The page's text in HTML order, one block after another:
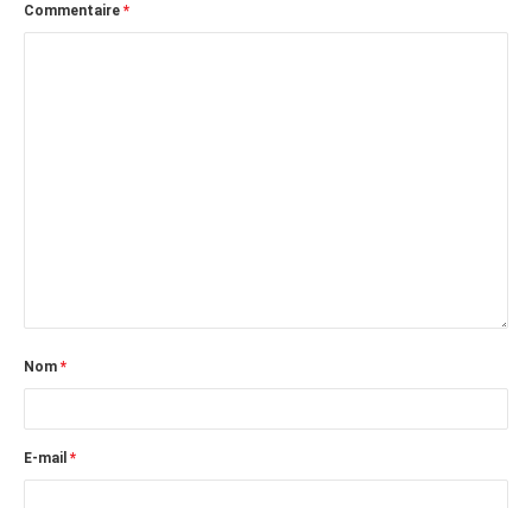
Commentaire *
Nom *
E-mail *